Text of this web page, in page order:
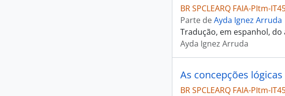
BR SPCLEARQ FAIA-PItm-
Parte deAyda Ignez Arruda
Tradução, em espanhol, do
Ayda Ignez Arruda
As concepções lógicas
BR SPCLEARQ FAIA-PItm-